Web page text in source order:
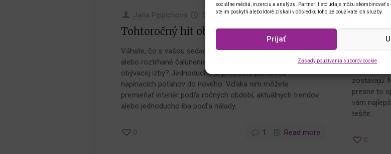
sociálne médiá, inzerciu a analýzu. Partneri tieto údaje môžu skombinovať
ste im poskytli alebo ktoré získali v dôsledku toho, že používate ich služby.
Prijať
Zásady používania súborov cookie
Jana Pippichová 5.9.2025
Tohtoročný hit obývacích izieb
Váhate, čo s vašou sedacou súpravou, ktorá má už špinavé
alebo roztrhané čalúnenie, prípadne sa farebne nehodí do
obývacej izby? Jednoducho ju prezlečte pomocou
napínacích poťahov do nového. Vďaka nim môžete
premieňať interiér podľa ročných období, aktuálnych trendov
alebo jednoducho iba podľa nálady.
0 1 Read more
Roky
zostávajú.
presne to
vám
tešíte.
0